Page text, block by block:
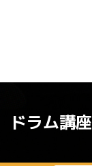
ドラム講